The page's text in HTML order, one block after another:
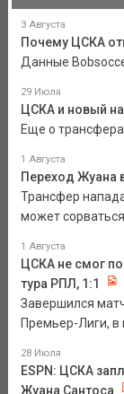
3 Августа
Почему ЦСКА
Данные
29 Июля
ЦСКА и новый
Еще о
1 Августа
Переход Жуана
Трансфер
может
1 Августа
ЦСКА не смог
тура РПЛ, 1:1
Завершился
Премьер-Лиги, в
28 Июля
ESPN: ЦСКА
Жуана Сантоса